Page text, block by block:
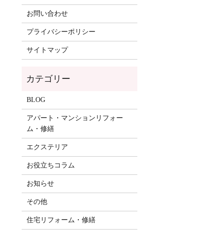
お問い合わせ
プライバシーポリシー
サイトマップ
BLOG
アパート・マンションリフォー
ム・修繕
エクステリア
お役立ちコラム
お知らせ
その他
住宅リフォーム・修繕